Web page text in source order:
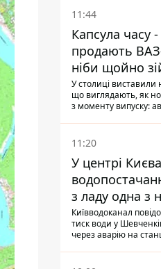
11:44
Капсула часу -
продають
ніби щойно
конвейєра
У столиці виставили
що виглядають, як
з моменту випуску:
11:20
У центрі
з ладу одна з
станцій
Київводоканал
тиск води у
через аварію на